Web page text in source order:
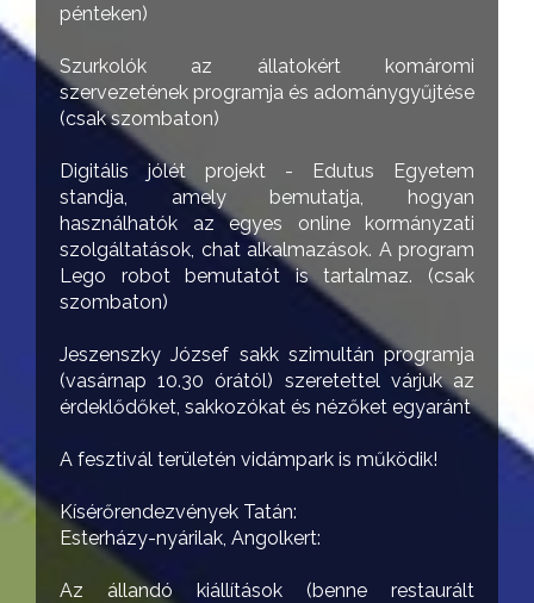
pénteken)
Szurkolók az állatokért komáromi
szervezetének programja és adománygyűjtése
(csak szombaton)
Digitális jólét projekt - Edutus Egyetem
standja, amely bemutatja, hogyan
használhatók az egyes online kormányzati
szolgáltatások, chat alkalmazások. A program
Lego robot bemutatót is tartalmaz. (csak
szombaton)
Jeszenszky József sakk szimultán programja
(vasárnap 10.30 órától) szeretettel várjuk az
érdeklődőket, sakkozókat és nézőket egyaránt
A fesztivál területén vidámpark is működik!
Kísérőrendezvények Tatán:
Esterházy-nyárilak, Angolkert:
Az állandó kiállítások (benne restaurált